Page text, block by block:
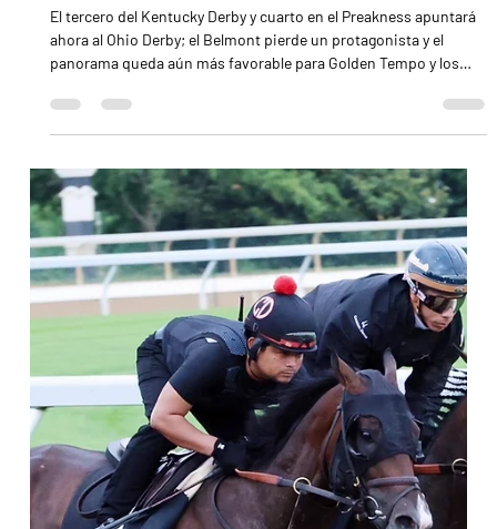
Renegade vuelve a ser favorito y espera por Golden
Tempo en el Belmont Stakes
El ganador del Arkansas Derby buscará revancha ante el héroe
del Kentucky Derby en el cierre de una Triple Corona que, otra
más de un mes, cuando la Triple Corona de 2026 estaba por
comenzar, Renegade aparecía como el favorito para el Kentucky
Derby (G1). Ahora, cuando el tradicional recorrido está a punto
de llegar a su fin, el hijo de Into Mischief vuelve a ocupar ese
lugar de privilegio de cara al Belmont Stakes